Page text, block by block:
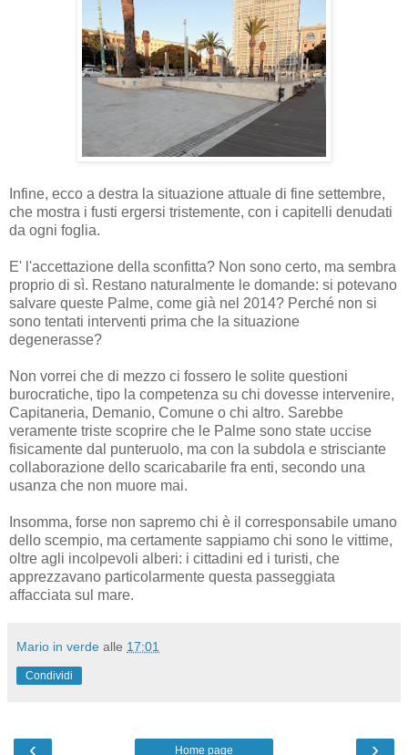
Infine, ecco a destra la situazione attuale di fine settembre,
che mostra i fusti ergersi tristemente, con i capitelli denudati
da ogni foglia.
E' l'accettazione della sconfitta? Non sono certo, ma sembra
proprio di sì. Restano naturalmente le domande: si potevano
salvare queste Palme, come già nel 2014? Perché non si
sono tentati interventi prima che la situazione
degenerasse?
Non vorrei che di mezzo ci fossero le solite questioni
burocratiche, tipo la competenza su chi dovesse intervenire,
Capitaneria, Demanio, Comune o chi altro. Sarebbe
veramente triste scoprire che le Palme sono state uccise
fisicamente dal punteruolo, ma con la subdola e strisciante
collaborazione dello scaricabarile fra enti, secondo una
usanza che non muore mai.
Insomma, forse non sapremo chi è il corresponsabile umano
dello scempio, ma certamente sappiamo chi sono le vittime,
oltre agli incolpevoli alberi: i cittadini ed i turisti, che
apprezzavano particolarmente questa passeggiata
affacciata sul mare.
Mario in verde alle 17:01
Condividi
‹ ›
Home page